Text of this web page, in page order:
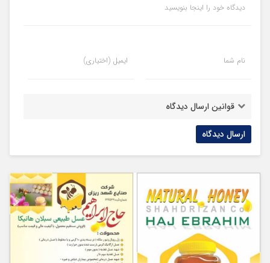
دیدگاه خود را اینجا بنویسید
نام شما ایمیل (اختیاری)
قوانین ارسال دیدگاه